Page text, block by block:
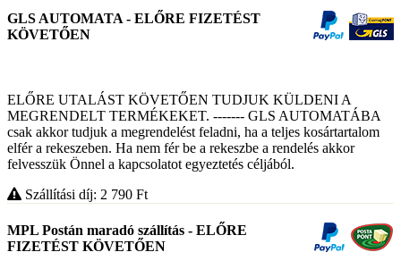
GLS AUTOMATA - ELŐRE FIZETÉST
KÖVETŐEN
ELŐRE UTALÁST KÖVETŐEN TUDJUK KÜLDENI A
MEGRENDELT TERMÉKEKET. ------- GLS AUTOMATÁBA
csak akkor tudjuk a megrendelést feladni, ha a teljes kosártartalom
elfér a rekeszeben. Ha nem fér be a rekeszbe a rendelés akkor
felvesszük Önnel a kapcsolatot egyeztetés céljából.
Szállítási díj: 2 790 Ft
MPL Postán maradó szállítás - ELŐRE
FIZETÉST KÖVETŐEN